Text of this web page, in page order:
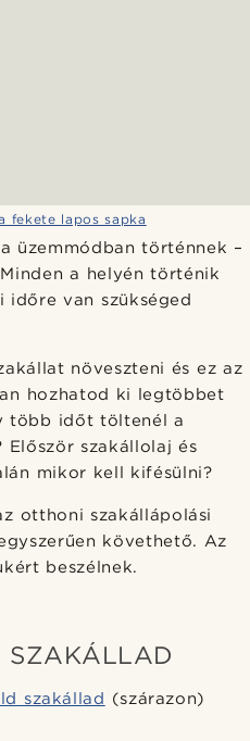
fekete lapos sapka
üzemmódban történnek –
a helyén történik
időre van szükséged
növeszteni és ez az
hozhatod ki legtöbbet
több időt töltenél a
Először szakállolaj és
mikor kell kifésülni?
otthoni szakállápolási
követhető. Az
beszélnek.
SZAKÁLLAD
szakállad (szárazon)